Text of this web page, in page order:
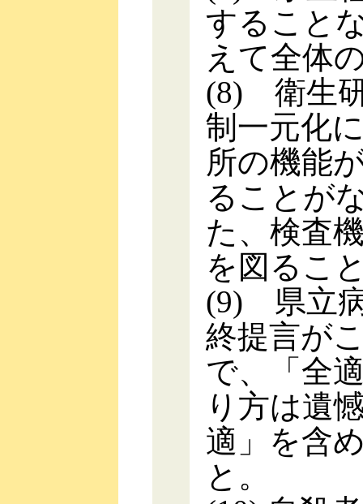
すること
えて全体
(8) 衛生
制一元化
所の機能
ることが
た、検査
を図るこ
(9) 県立
終提言が
で、「全
り方は遺
適」を含
と。